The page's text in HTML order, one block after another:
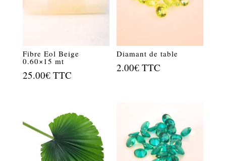
Fibre Eol Beige
0.60×15 mt
25.00€ TTC
Diamant de table
2.00€ TTC